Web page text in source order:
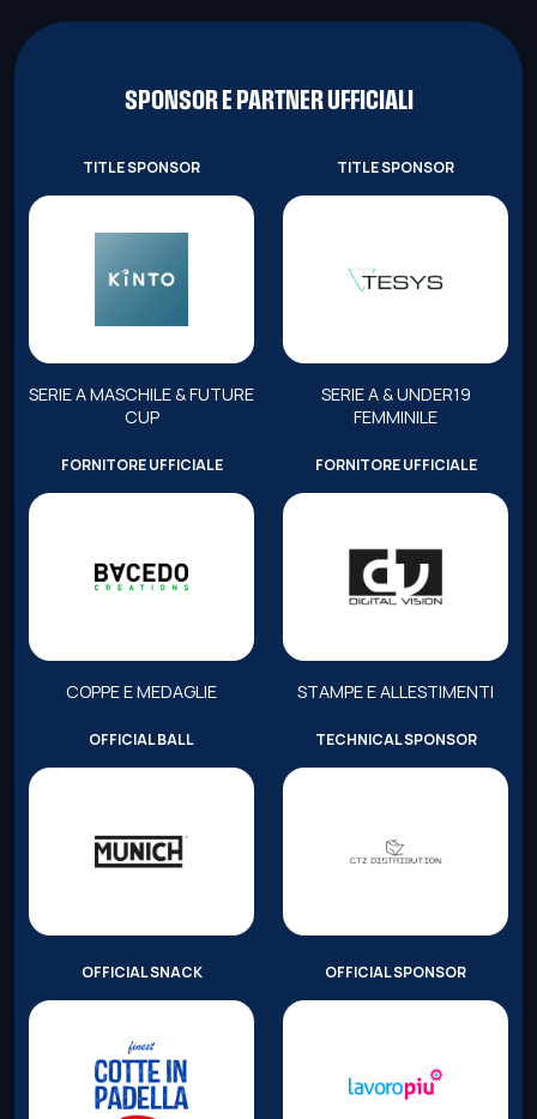
SPONSOR E PARTNER UFFICIALI
TITLE SPONSOR
SERIE A MASCHILE & FUTURE
CUP
TITLE SPONSOR
SERIE A & UNDER19
FEMMINILE
FORNITORE UFFICIALE
COPPE E MEDAGLIE
FORNITORE UFFICIALE
STAMPE E ALLESTIMENTI
OFFICIAL BALL TECHNICAL SPONSOR
OFFICIAL SNACK OFFICIAL SPONSOR